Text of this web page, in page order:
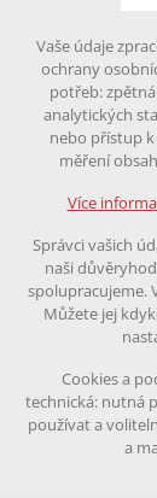
Technická
nutná pro
udržení
případná
Volitelná
analytická
Více
Vaše údaje
ochrany
potřeb:
analytických
nebo přístup
měření
Více
Správci vašich
naši
spolupracujeme.
Můžete jej
Cookies a
technická: nutná
používat a
a